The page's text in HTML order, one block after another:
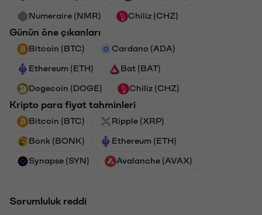
Numeraire (NMR) Chiliz (CHZ)
Günün öne çıkanları
Bitcoin (BTC) Cardano (ADA)
Ethereum (ETH) Bat (BAT)
Dogecoin (DOGE) Chiliz (CHZ)
Kripto para fiyat tahminleri
Bitcoin (BTC) Ripple (XRP)
Bonk (BONK) Ethereum (ETH)
Synapse (SYN) Avalanche (AVAX)
Sorumluluk reddi